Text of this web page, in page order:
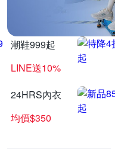
潮鞋999起
LINE送10%
24HRS內衣
均價$350